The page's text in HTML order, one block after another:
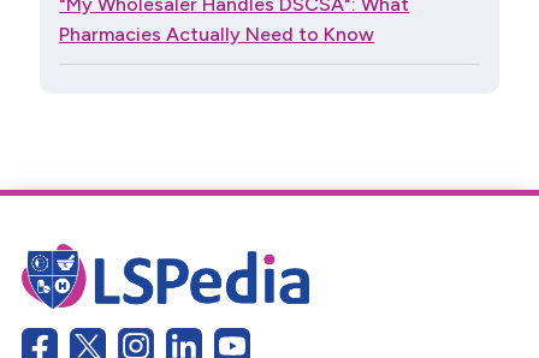
Pharmacies Actually Need to Know